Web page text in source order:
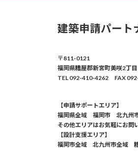
建築申請パート
〒811-0121
福岡県糟屋郡新宮町美咲2丁
TEL 092-410-4262 FAX
【申請サポートエリア】
福岡県全域 福岡市 北九
その他エリアはお気軽にお問
【設計支援エリア】
福岡市全域 北九州市全域